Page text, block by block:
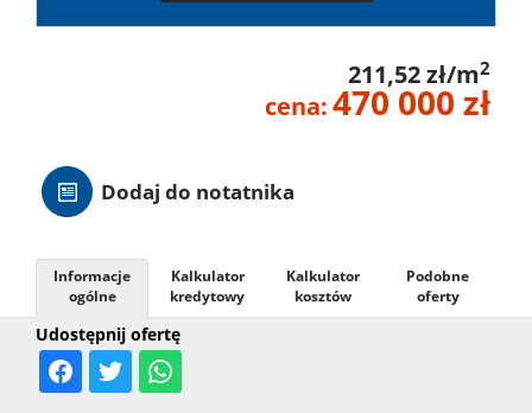
Lokale
211,52 zł/m2
cena:470 000 zł
Dodaj do notatnika
Udostępnij ofertę
Informacje
ogólne
Kalkulator
kredytowy
Kalkulator
kosztów
Podobne
oferty